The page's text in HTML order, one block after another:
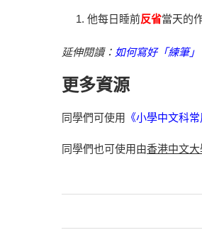
他每日睡前反省當天的
延伸閱讀： 如何寫好「練筆
更多資源
同學們可使用 《小學中文科常
同學們也可使用由香港中文大